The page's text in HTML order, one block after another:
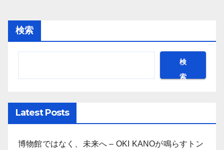
検索
検
索
Latest Posts
博物館ではなく、未来へ – OKI KANOが鳴らすトン